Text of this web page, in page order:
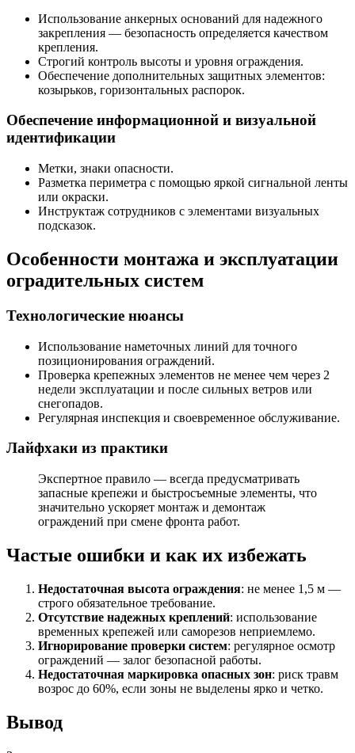
Использование анкерных оснований для надежного
закрепления — безопасность определяется качеством
крепления.
Строгий контроль высоты и уровня ограждения.
Обеспечение дополнительных защитных элементов:
козырьков, горизонтальных распорок.
Обеспечение информационной и визуальной
идентификации
Метки, знаки опасности.
Разметка периметра с помощью яркой сигнальной ленты
или окраски.
Инструктаж сотрудников с элементами визуальных
подсказок.
Особенности монтажа и эксплуатации
оградительных систем
Технологические нюансы
Использование наметочных линий для точного
позиционирования ограждений.
Проверка крепежных элементов не менее чем через 2
недели эксплуатации и после сильных ветров или
снегопадов.
Регулярная инспекция и своевременное обслуживание.
Лайфхаки из практики
Экспертное правило — всегда предусматривать
запасные крепежи и быстросъемные элементы, что
значительно ускоряет монтаж и демонтаж
ограждений при смене фронта работ.
Частые ошибки и как их избежать
Недостаточная высота ограждения: не менее 1,5 м —
строго обязательное требование.
Отсутствие надежных креплений: использование
временных крепежей или саморезов неприемлемо.
Игнорирование проверки систем: регулярное осмотр
ограждений — залог безопасной работы.
Недостаточная маркировка опасных зон: риск травм
возрос до 60%, если зоны не выделены ярко и четко.
Вывод